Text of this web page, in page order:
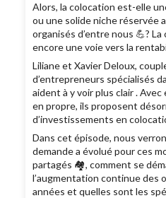
Alors, la colocation est-elle
ou une solide niche réservée
organisés d’entre nous 💪?
encore une voie vers la
Liliane et Xavier Deloux,
d’entrepreneurs spécialisés
aident à y voir plus clair .
en propre, ils proposent
d’investissements en
Dans cet épisode, nous
demande a évolué pour ces
partagés 🏘️, comment se
l’augmentation continue des
années et quelles sont les